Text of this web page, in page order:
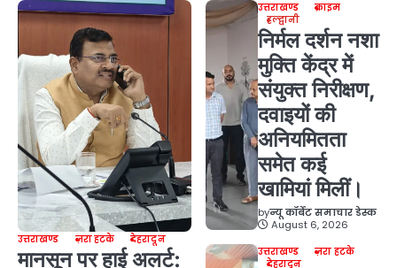
उत्तराखण्ड ज़रा हटके देहरादून
मानसून पर हाई अलर्ट:
उत्तराखण्ड
क्राइम
हल्द्वानी
निर्मल दर्शन नशा
मुक्ति केंद्र में
संयुक्त निरीक्षण,
दवाइयों की
अनियमितता
समेत कई
खामियां मिलीं।
byन्यू कॉर्बेट समाचार डेस्क
August 6, 2026
उत्तराखण्ड
ज़रा हटके
देहरादून